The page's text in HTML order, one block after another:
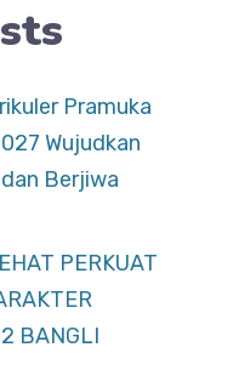
Pramuka
Wujudkan
Berjiwa
PERKUAT
BANGLI